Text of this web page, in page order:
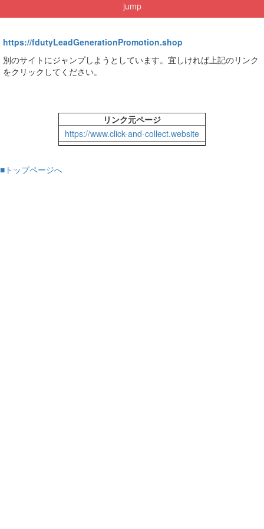
jump
https://fdutyLeadGenerationPromotion.shop
別のサイトにジャンプしようとしています。宜しければ上記のリンク
をクリックしてください。
リンク元ページ
https://www.click-and-collect.website
■トップページへ